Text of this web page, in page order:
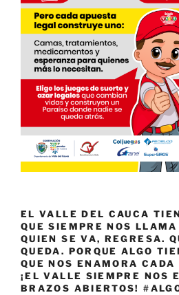
EL VALLE DEL CAUCA
QUE SIEMPRE NOS
QUIEN SE VA, REGRESA.
QUEDA. PORQUE ALGO
QUE NOS ENAMORA
¡EL VALLE SIEMPRE NOS
BRAZOS ABIERTOS!